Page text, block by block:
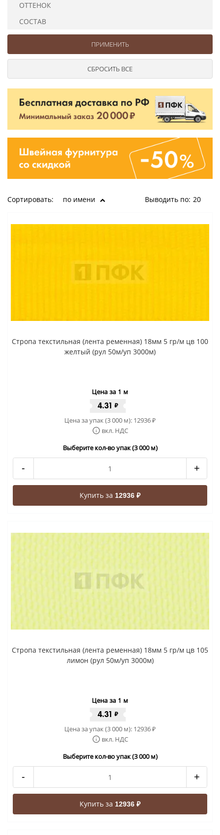
ОТТЕНОК
СОСТАВ
Сортировать: по имени Выводить по: 20
Стропа текстильная (лента ременная) 18мм 5 гр/м цв 100
желтый (рул 50м/уп 3000м)
Цена за 1 м
4.31 ₽
Цена за упак (3 000 м): 12936₽
вкл. НДС
Выберите кол-во упак (3 000 м)
- +
Купить за 12936 ₽
Стропа текстильная (лента ременная) 18мм 5 гр/м цв 105
лимон (рул 50м/уп 3000м)
Цена за 1 м
4.31 ₽
Цена за упак (3 000 м): 12936₽
вкл. НДС
Выберите кол-во упак (3 000 м)
- +
Купить за 12936 ₽
Ушковые
Шторные
Цепочки шарики с замком
Ткани
Шнуры